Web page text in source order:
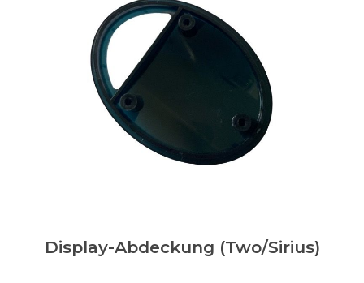
Display-Abdeckung (Two/Sirius)